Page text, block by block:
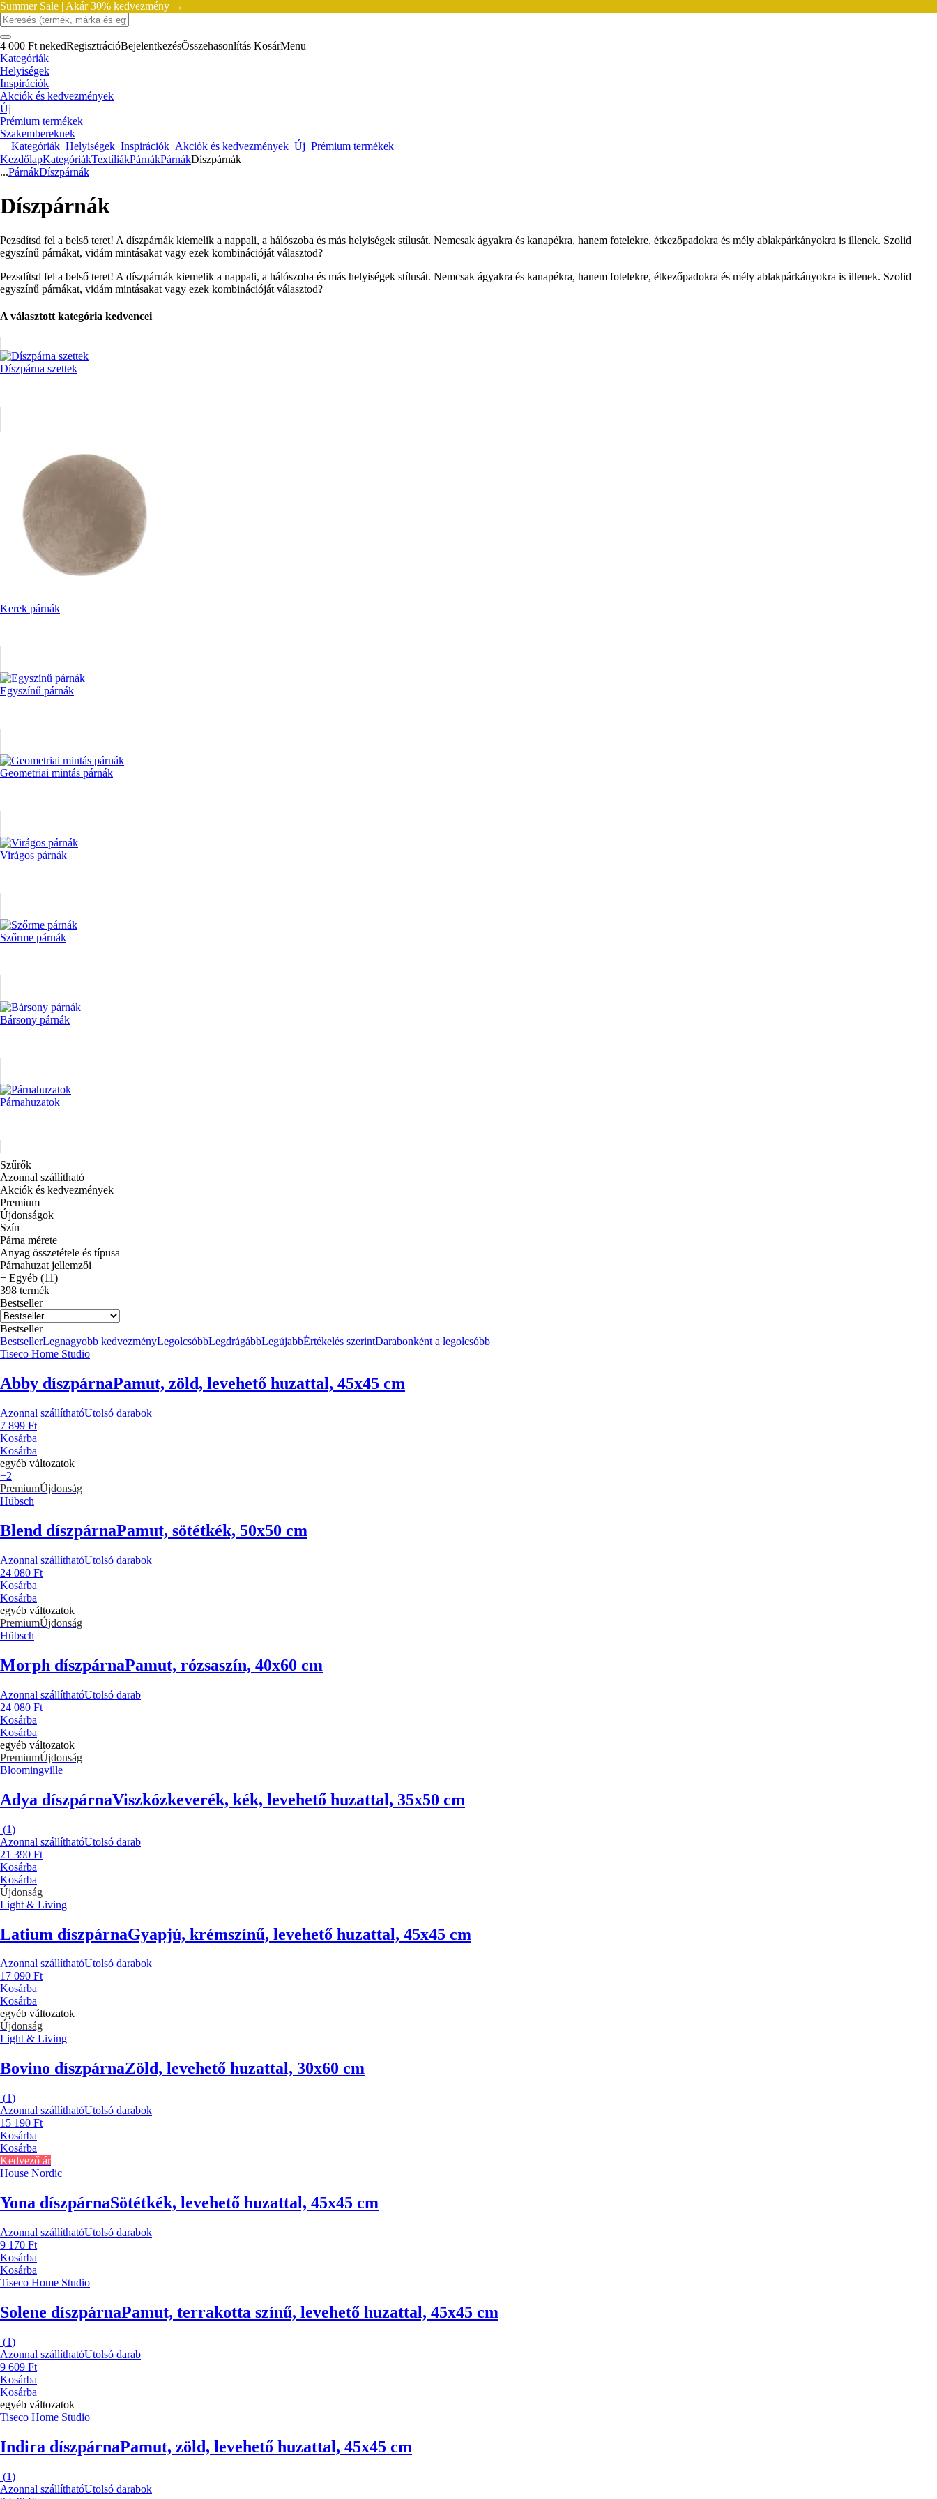
Summer Sale | Akár 30% kedvezmény →
4 000 Ft nekedRegisztrációBejelentkezésÖsszehasonlítás KosárMenu
Kategóriák
Helyiségek
Inspirációk
Akciók és kedvezmények
Új
Prémium termékek
Szakembereknek
Kategóriák Helyiségek Inspirációk Akciók és kedvezmények Új Prémium termékek
KezdőlapKategóriákTextíliákPárnákPárnákDíszpárnák
...PárnákDíszpárnák
Díszpárnák
Pezsdítsd fel a belső teret! A díszpárnák kiemelik a nappali, a hálószoba és más helyiségek stílusát. Nemcsak ágyakra és kanapékra, hanem fotelekre, étkezőpadokra és mély ablakpárkányokra is illenek. Szolid
egyszínű párnákat, vidám mintásakat vagy ezek kombinációját választod?
Pezsdítsd fel a belső teret! A díszpárnák kiemelik a nappali, a hálószoba és más helyiségek stílusát. Nemcsak ágyakra és kanapékra, hanem fotelekre, étkezőpadokra és mély ablakpárkányokra is illenek. Szolid
egyszínű párnákat, vidám mintásakat vagy ezek kombinációját választod?
A választott kategória kedvencei
Díszpárna szettek
Kerek párnák
Egyszínű párnák
Geometriai mintás párnák
Virágos párnák
Szőrme párnák
Bársony párnák
Párnahuzatok
Szűrők
Azonnal szállítható
Akciók és kedvezmények
Premium
Újdonságok
Szín
Párna mérete
Anyag összetétele és típusa
Párnahuzat jellemzői
+ Egyéb (11)
398 termék
Bestseller
Bestseller
BestsellerLegnagyobb kedvezményLegolcsóbbLegdrágábbLegújabbÉrtékelés szerintDarabonként a legolcsóbb
Tiseco Home Studio
Abby díszpárnaPamut, zöld, levehető huzattal, 45x45 cm
Azonnal szállíthatóUtolsó darabok
7 899 Ft
Kosárba
Kosárba
egyéb változatok
+2
PremiumÚjdonság
Hübsch
Blend díszpárnaPamut, sötétkék, 50x50 cm
Azonnal szállíthatóUtolsó darabok
24 080 Ft
Kosárba
Kosárba
egyéb változatok
PremiumÚjdonság
Hübsch
Morph díszpárnaPamut, rózsaszín, 40x60 cm
Azonnal szállíthatóUtolsó darab
24 080 Ft
Kosárba
Kosárba
egyéb változatok
PremiumÚjdonság
Bloomingville
Adya díszpárnaViszkózkeverék, kék, levehető huzattal, 35x50 cm
(1)
Azonnal szállíthatóUtolsó darab
21 390 Ft
Kosárba
Kosárba
Újdonság
Light & Living
Latium díszpárnaGyapjú, krémszínű, levehető huzattal, 45x45 cm
Azonnal szállíthatóUtolsó darabok
17 090 Ft
Kosárba
Kosárba
egyéb változatok
Újdonság
Light & Living
Bovino díszpárnaZöld, levehető huzattal, 30x60 cm
(1)
Azonnal szállíthatóUtolsó darabok
15 190 Ft
Kosárba
Kosárba
Kedvező ár
House Nordic
Yona díszpárnaSötétkék, levehető huzattal, 45x45 cm
Azonnal szállíthatóUtolsó darabok
9 170 Ft
Kosárba
Kosárba
Tiseco Home Studio
Solene díszpárnaPamut, terrakotta színű, levehető huzattal, 45x45 cm
(1)
Azonnal szállíthatóUtolsó darab
9 609 Ft
Kosárba
Kosárba
egyéb változatok
Tiseco Home Studio
Indira díszpárnaPamut, zöld, levehető huzattal, 45x45 cm
(1)
Azonnal szállíthatóUtolsó darabok